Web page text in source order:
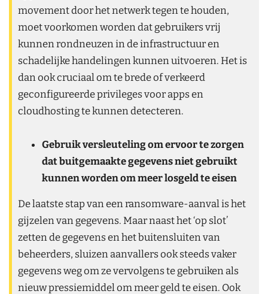
movement door het netwerk tegen te houden,
moet voorkomen worden dat gebruikers vrij
kunnen rondneuzen in de infrastructuur en
schadelijke handelingen kunnen uitvoeren. Het is
dan ook cruciaal om te brede of verkeerd
geconfigureerde privileges voor apps en
cloudhosting te kunnen detecteren.
Gebruik versleuteling om ervoor te zorgen
dat buitgemaakte gegevens niet gebruikt
kunnen worden om meer losgeld te eisen
De laatste stap van een ransomware-aanval is het
gijzelen van gegevens. Maar naast het ‘op slot’
zetten de gegevens en het buitensluiten van
beheerders, sluizen aanvallers ook steeds vaker
gegevens weg om ze vervolgens te gebruiken als
nieuw pressiemiddel om meer geld te eisen. Ook